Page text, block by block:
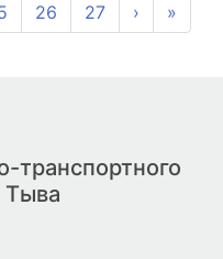
26 27 › »
транспортного
Тыва